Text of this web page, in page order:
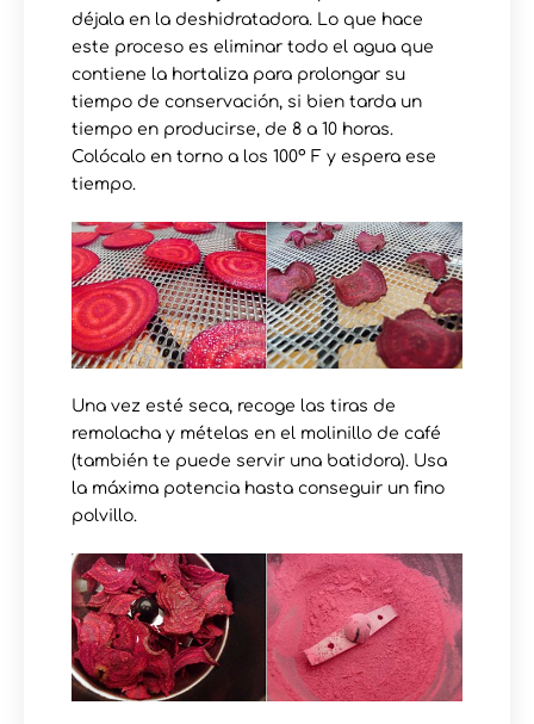
déjala en la deshidratadora. Lo que hace
este proceso es eliminar todo el agua que
contiene la hortaliza para prolongar su
tiempo de conservación, si bien tarda un
tiempo en producirse, de 8 a 10 horas.
Colócalo en torno a los 100º F y espera ese
tiempo.
Una vez esté seca, recoge las tiras de
remolacha y mételas en el molinillo de café
(también te puede servir una batidora). Usa
la máxima potencia hasta conseguir un fino
polvillo.